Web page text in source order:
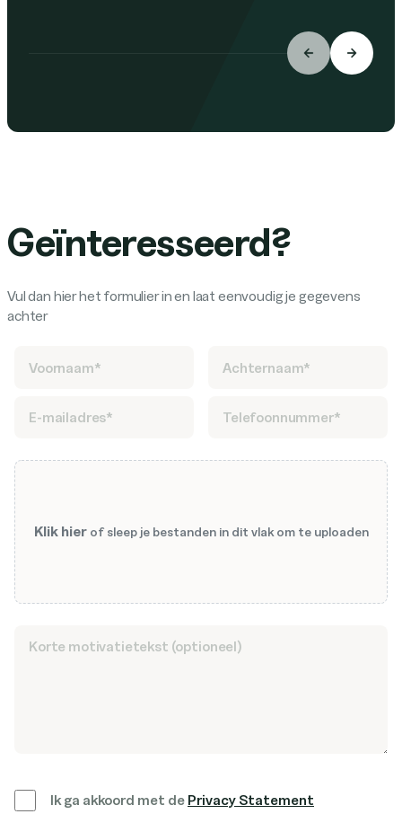
Geïnteresseerd?
Vul dan hier het formulier in en laat eenvoudig je gegevens
achter
Klik hierof sleep je bestanden in dit vlak om te uploaden
Ik ga akkoord met de Privacy Statement